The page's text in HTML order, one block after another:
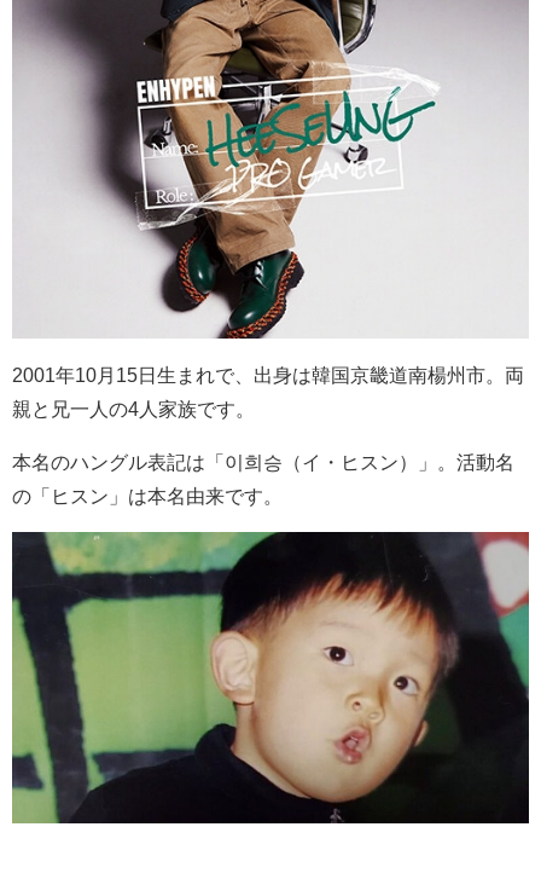
2001年10月 15日生まれで、出身は韓国京畿道南楊州市。両
親と兄一人の4 人家族です。
本名のハングル表記は「이희승（イ・ヒスン）」。活動名
の「ヒスン」は本名由来です。